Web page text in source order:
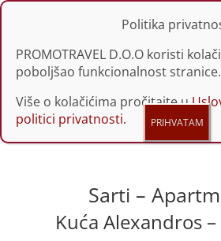
Sarti –
Kuća Alexandros –
Politika
PROMOTRAVEL D.O.O koristi
poboljšao funkcionalnost stranice.
Više o kolačićima pročitajte u
politici privatnosti.